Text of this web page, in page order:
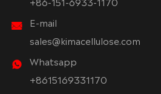
E-mail
sales@kimacellulose.com
Whatsapp
+8615169331170